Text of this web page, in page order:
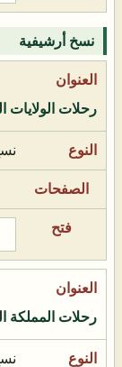
نسخ أرشيفية
رحلات الولايات
رحلات المملكة